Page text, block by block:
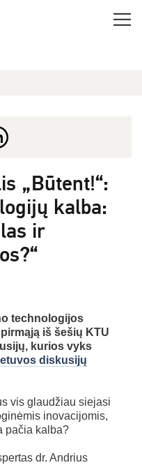
„Būtent!“:
kalba:
ir
technologijos
iš šešių KTU
kurios vyks
diskusijų
vis glaudžiau siejasi
inovacijomis,
pačia kalba?
dr. Andrius